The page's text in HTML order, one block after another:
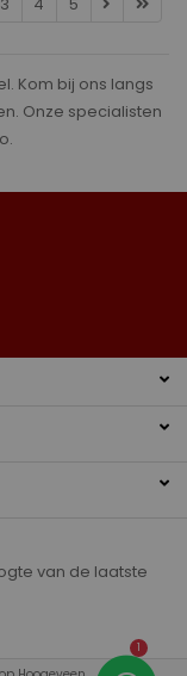
Kom bij ons langs
Onze specialisten
van de laatste
1